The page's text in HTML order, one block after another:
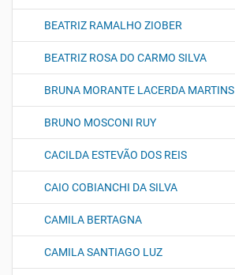
BEATRIZ RAMALHO ZIOBER
BEATRIZ ROSA DO CARMO SILVA
BRUNA MORANTE LACERDA MARTINS
BRUNO MOSCONI RUY
CACILDA ESTEVÃO DOS REIS
CAIO COBIANCHI DA SILVA
CAMILA BERTAGNA
CAMILA SANTIAGO LUZ